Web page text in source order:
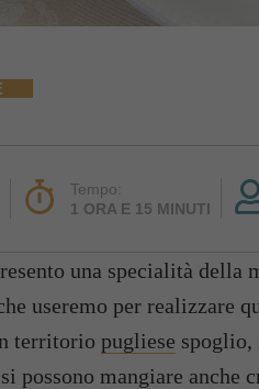
Tempo:
1 ORA E 15 MINUTI
una specialità della
useremo per realizzare
territorio pugliese spoglio,
possono mangiare anche